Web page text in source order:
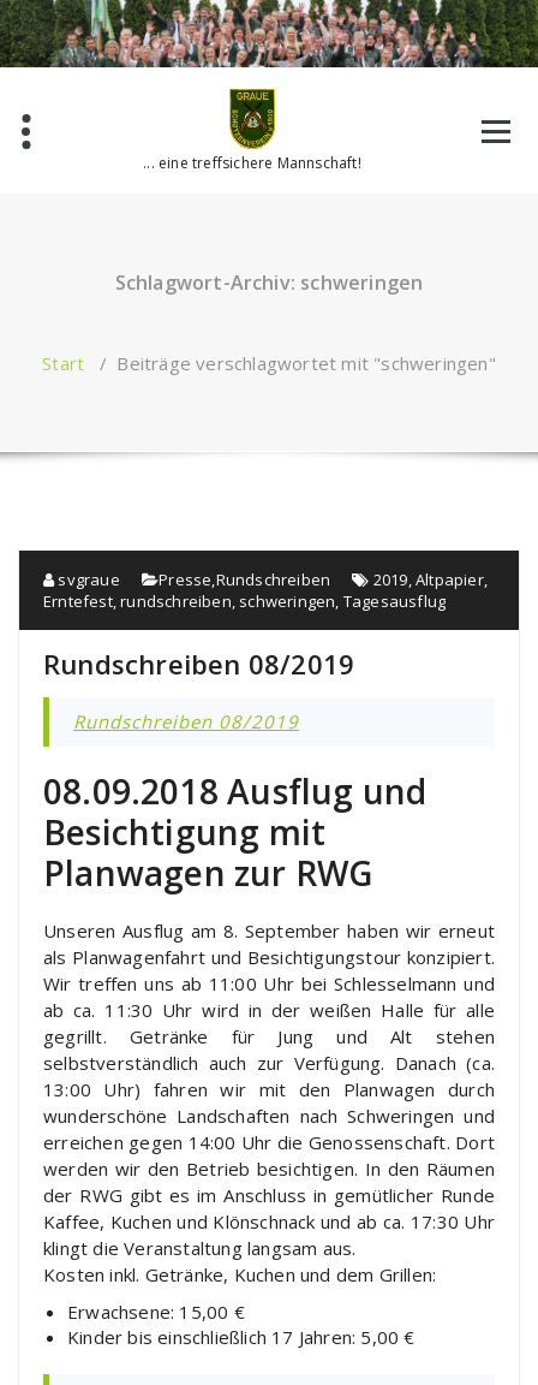
Zum
Inhalt
springen
... eine treffsichere Mannschaft!
Schlagwort-Archiv: schweringen
Start / Beiträge verschlagwortet mit "schweringen"
svgraue Presse,Rundschreiben 2019,Altpapier,
Erntefest,rundschreiben, schweringen, Tagesausflug
Rundschreiben 08/2019
Rundschreiben 08/2019
08.09.2018 Ausflug und
Besichtigung mit
Planwagen zur RWG
Unseren Ausflug am 8. September haben wir erneut
als Planwagenfahrt und Besichtigungstour konzipiert.
Wir treffen uns ab 11:00 Uhr bei Schlesselmann und
ab ca. 11:30 Uhr wird in der weißen Halle für alle
gegrillt. Getränke für Jung und Alt stehen
selbstverständlich auch zur Verfügung. Danach (ca.
13:00 Uhr) fahren wir mit den Planwagen durch
wunderschöne Landschaften nach Schweringen und
erreichen gegen 14:00 Uhr die Genossenschaft. Dort
werden wir den Betrieb besichtigen. In den Räumen
der RWG gibt es im Anschluss in gemütlicher Runde
Kaffee, Kuchen und Klönschnack und ab ca. 17:30 Uhr
klingt die Veranstaltung langsam aus.
Kosten inkl. Getränke, Kuchen und dem Grillen:
Erwachsene: 15,00 €
Kinder bis einschließlich 17 Jahren: 5,00 €